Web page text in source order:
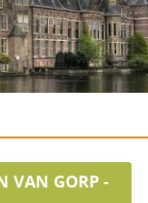
VAN GORP -